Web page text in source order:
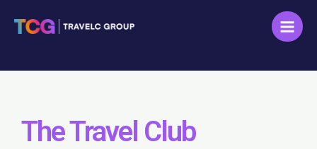
naar
Main
The Travel Club